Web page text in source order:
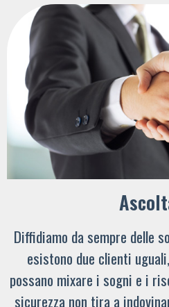
Diffidiamo da sempre delle
esistono due clienti
possano mixare i sogni e i
sicurezza non tira a